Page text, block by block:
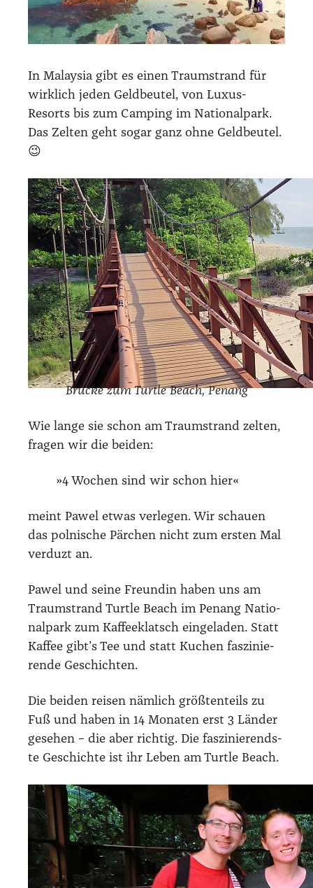
In Malay­sia gibt es einen Traum­strand für
wirk­lich jeden Geld­beu­tel, von Luxus-
Resorts bis zum Cam­ping im Natio­nal­park.
Das Zel­ten geht sogar ganz ohne Geld­beu­tel.
😉
Brü­cke zum Turt­le Beach, Penang
Wie lan­ge sie schon am Traum­strand zel­ten,
fra­gen wir die bei­den:
»4 Wochen sind wir schon hier«
meint Pawel etwas ver­le­gen. Wir schau­en
das pol­ni­sche Pär­chen nicht zum ers­ten Mal
ver­duzt an.
Pawel und sei­ne Freun­din haben uns am
Traum­strand Turt­le Beach im Penang Natio­
nal­park zum Kaf­fee­klatsch ein­ge­la­den. Statt
Kaf­fee gibt’s Tee und statt Kuchen fas­zi­nie­
ren­de Geschich­ten.
Die bei­den rei­sen näm­lich größ­ten­teils zu
Fuß und haben in 14 Mona­ten erst 3 Län­der
gese­hen – die aber rich­tig. Die fas­zi­nie­rends­
te Geschich­te ist ihr Leben am Turt­le Beach.